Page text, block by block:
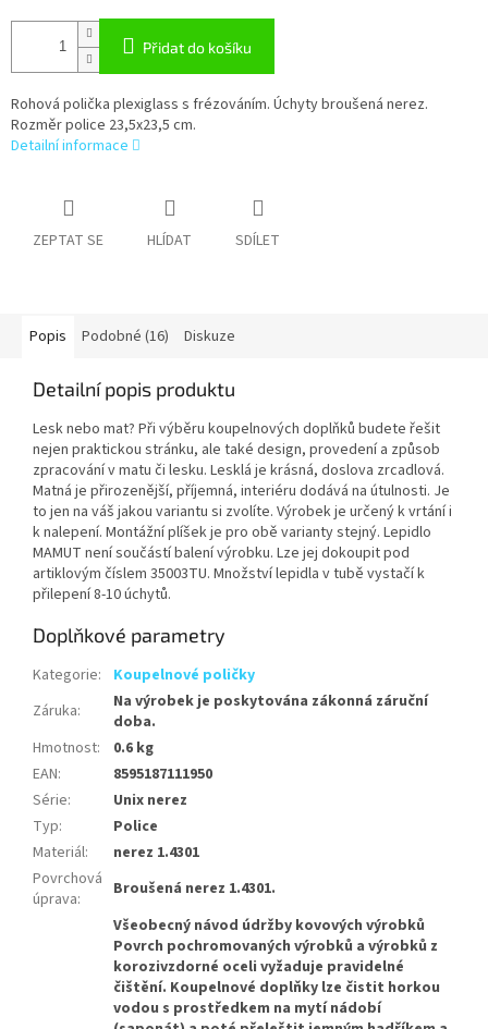
Přidat do košíku
Rohová polička plexiglass s frézováním. Úchyty broušená nerez.
Rozměr police 23,5x23,5 cm.
Detailní informace
ZEPTAT SE HLÍDAT SDÍLET
Popis Podobné (16) Diskuze
Detailní popis produktu
Lesk nebo mat? Při výběru koupelnových doplňků budete řešit
nejen praktickou stránku, ale také design, provedení a způsob
zpracování v matu či lesku. Lesklá je krásná, doslova zrcadlová.
Matná je přirozenější, příjemná, interiéru dodává na útulnosti. Je
to jen na váš jakou variantu si zvolíte. Výrobek je určený k vrtání i
k nalepení. Montážní plíšek je pro obě varianty stejný. Lepidlo
MAMUT není součástí balení výrobku. Lze jej dokoupit pod
artiklovým číslem 35003TU. Množství lepidla v tubě vystačí k
přilepení 8-10 úchytů.
Doplňkové parametry
Kategorie:
Koupelnové poličky
Záruka:
Na výrobek je poskytována zákonná záruční
doba.
Hmotnost:
0.6 kg
EAN:
8595187111950
Série:
Unix nerez
Typ:
Police
Materiál:
nerez 1.4301
Povrchová
úprava:
Broušená nerez 1.4301.
Všeobecný návod údržby kovových výrobků
Povrch pochromovaných výrobků a výrobků z
korozivzdorné oceli vyžaduje pravidelné
čištění. Koupelnové doplňky lze čistit horkou
vodou s prostředkem na mytí nádobí